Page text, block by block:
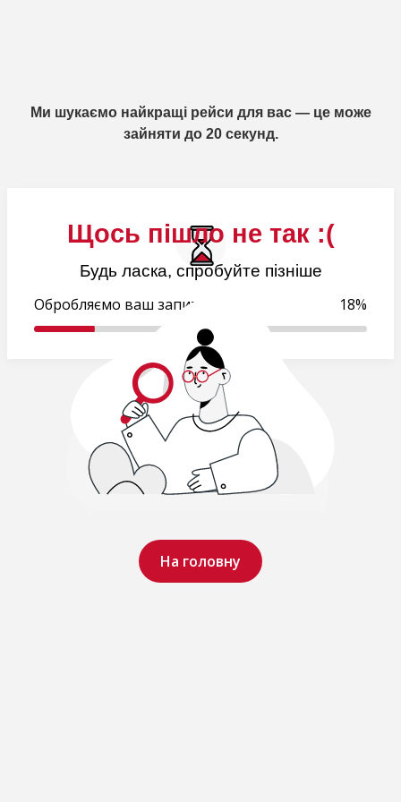
Щось пішло не так :(
Будь ласка, спробуйте пізніше
На головну
Ми шукаємо найкращі рейси для вас — це може
зайняти до 20 секунд.
Обробляємо ваш запит.. 19%